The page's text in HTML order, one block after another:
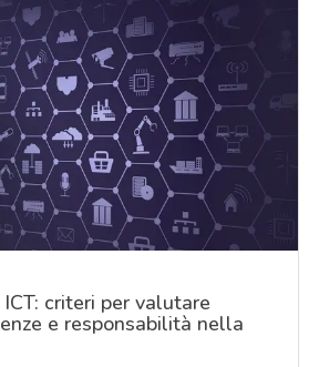
criteri per valutare
e responsabilità nella